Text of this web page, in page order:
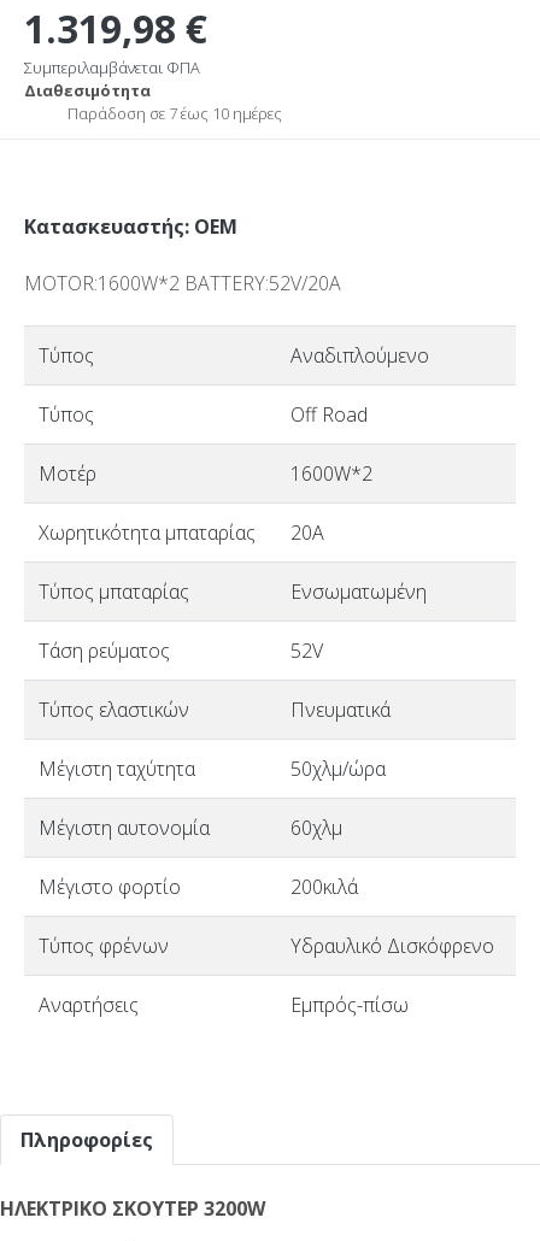
1.319,98 €
Συμπεριλαμβάνεται ΦΠΑ
Διαθεσιμότητα
Παράδοση σε 7 έως 10 ημέρες
Κατασκευαστής: OEM
MOTOR:1600W*2 BATTERY:52V/20A
Τύπος Αναδιπλούμενο
Τύπος Off Road
Μοτέρ 1600W*2
Χωρητικότητα μπαταρίας 20A
Τύπος μπαταρίας Ενσωματωμένη
Τάση ρεύματος 52V
Τύπος ελαστικών Πνευματικά
Μέγιστη ταχύτητα 50χλμ/ώρα
Μέγιστη αυτονομία 60χλμ
Μέγιστο φορτίο 200κιλά
Τύπος φρένων Υδραυλικό Δισκόφρενο
Αναρτήσεις Εμπρός-πίσω
Πληροφορίες
ΗΛΕΚΤΡΙΚΟ ΣΚΟΥΤΕΡ 3200W